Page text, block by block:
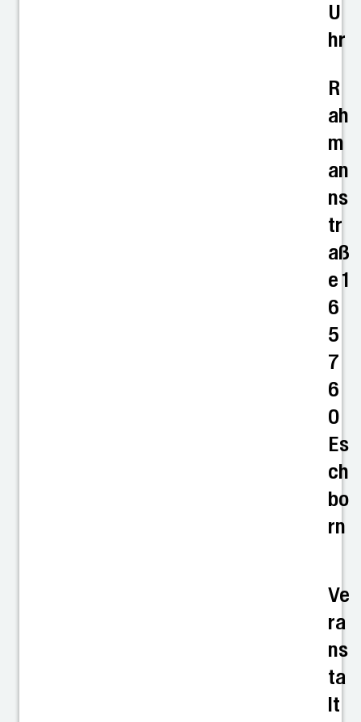
U
hr
R
ah
m
an
ns
tr
aß
e 1
6
5
7
6
0
Es
ch
bo
rn
Ve
ra
ns
ta
lt